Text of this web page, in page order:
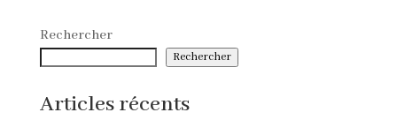
Rechercher
Rechercher
Articles récents